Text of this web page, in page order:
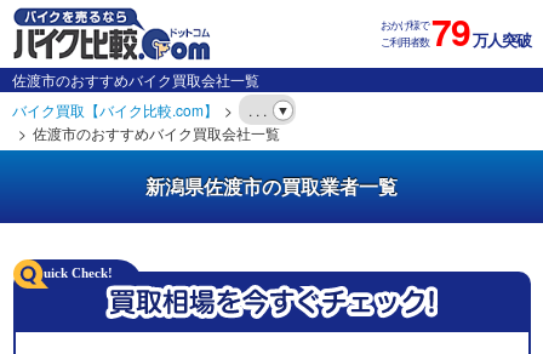
おかげ様で
ご利用者数79万人突破
佐渡市のおすすめバイク買取会社一覧
バイク買取【バイク比較.com】
. . .
佐渡市のおすすめバイク買取会社一覧
新潟県佐渡市の買取業者一覧